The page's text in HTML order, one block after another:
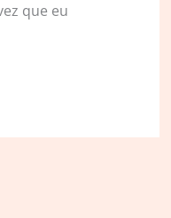
que eu